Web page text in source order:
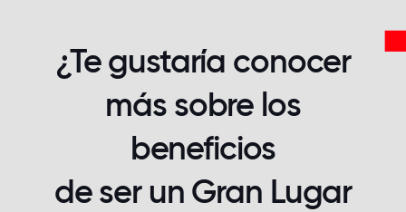
¿Te gustaría conocer
más sobre los
beneficios
de ser un Gran Lugar